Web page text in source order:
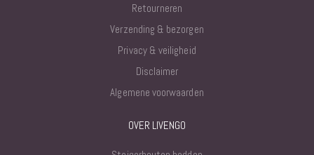
Retourneren
Verzending & bezorgen
Privacy & veiligheid
Disclaimer
Algemene voorwaarden
OVER LIVENGO